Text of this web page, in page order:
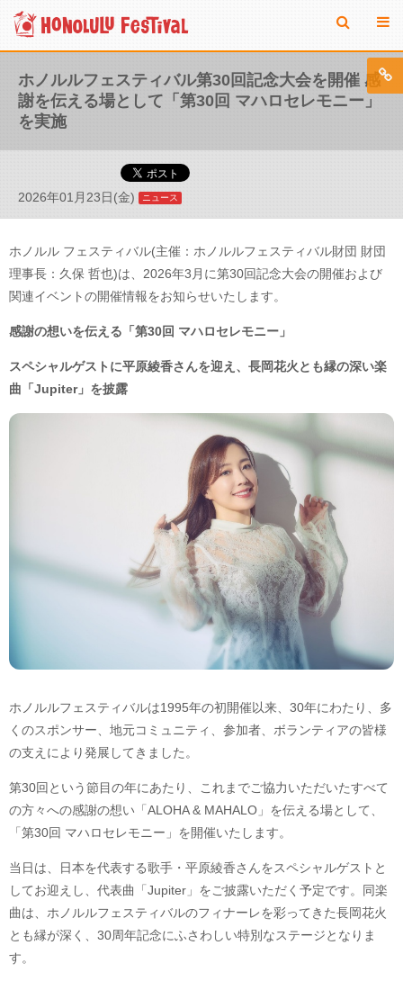
ホノルルフェスティバル第30回記念大会を開催 感
謝を伝える場として「第30回 マハロセレモニー」
を実施
2026年01月23日(金) ニュース
ホノルル フェスティバル(主催：ホノルルフェスティバル財団 財団
理事長：久保 哲也)は、2026年3月に第30回記念大会の開催および
関連イベントの開催情報をお知らせいたします。
感謝の想いを伝える「第30回 マハロセレモニー」
スペシャルゲストに平原綾香さんを迎え、長岡花火とも縁の深い楽
曲「Jupiter」を披露
ホノルルフェスティバルは1995年の初開催以来、30年にわたり、多
くのスポンサー、地元コミュニティ、参加者、ボランティアの皆様
の支えにより発展してきました。
第30回という節目の年にあたり、これまでご協力いただいたすべて
の方々への感謝の想い「ALOHA & MAHALO」を伝える場として、
「第30回 マハロセレモニー」を開催いたします。
当日は、日本を代表する歌手・平原綾香さんをスペシャルゲストと
してお迎えし、代表曲「Jupiter」をご披露いただく予定です。同楽
曲は、ホノルルフェスティバルのフィナーレを彩ってきた長岡花火
とも縁が深く、30周年記念にふさわしい特別なステージとなりま
す。